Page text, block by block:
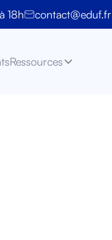
18h contact@eduf.fr
Ressources